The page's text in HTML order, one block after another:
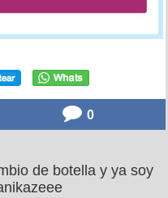
0
de botella y ya soy